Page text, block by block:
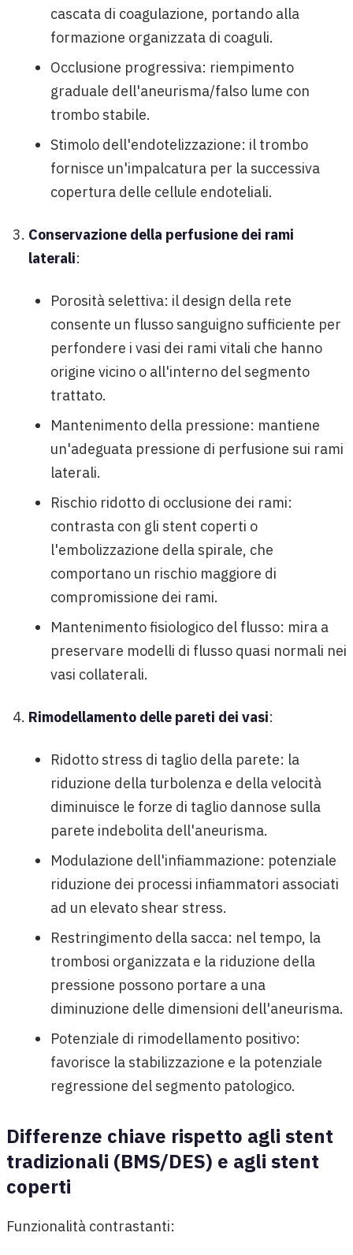
cascata di coagulazione, portando alla
formazione organizzata di coaguli.
Occlusione progressiva: riempimento
graduale dell'aneurisma/falso lume con
trombo stabile.
Stimolo dell'endotelizzazione: il trombo
fornisce un'impalcatura per la successiva
copertura delle cellule endoteliali.
Conservazione della perfusione dei rami
laterali:
Porosità selettiva: il design della rete
consente un flusso sanguigno sufficiente per
perfondere i vasi dei rami vitali che hanno
origine vicino o all'interno del segmento
trattato.
Mantenimento della pressione: mantiene
un'adeguata pressione di perfusione sui rami
laterali.
Rischio ridotto di occlusione dei rami:
contrasta con gli stent coperti o
l'embolizzazione della spirale, che
comportano un rischio maggiore di
compromissione dei rami.
Mantenimento fisiologico del flusso: mira a
preservare modelli di flusso quasi normali nei
vasi collaterali.
Rimodellamento delle pareti dei vasi:
Ridotto stress di taglio della parete: la
riduzione della turbolenza e della velocità
diminuisce le forze di taglio dannose sulla
parete indebolita dell'aneurisma.
Modulazione dell'infiammazione: potenziale
riduzione dei processi infiammatori associati
ad un elevato shear stress.
Restringimento della sacca: nel tempo, la
trombosi organizzata e la riduzione della
pressione possono portare a una
diminuzione delle dimensioni dell'aneurisma.
Potenziale di rimodellamento positivo:
favorisce la stabilizzazione e la potenziale
regressione del segmento patologico.
Differenze chiave rispetto agli stent
tradizionali (BMS/DES) e agli stent
coperti
Funzionalità contrastanti: